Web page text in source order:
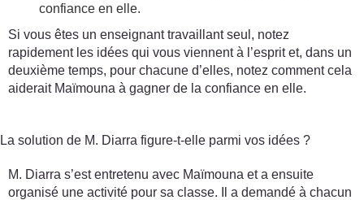
confiance en elle.
Si vous êtes un enseignant travaillant seul, notez
rapidement les idées qui vous viennent à l’esprit et, dans un
deuxième temps, pour chacune d’elles, notez comment cela
aiderait Maïmouna à gagner de la confiance en elle.
La solution de M. Diarra figure-t-elle parmi vos idées ?
M. Diarra s’est entretenu avec Maïmouna et a ensuite
organisé une activité pour sa classe. Il a demandé à chacun